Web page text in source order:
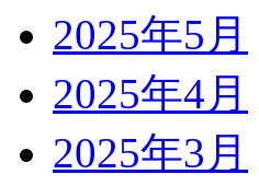
2025年5月
2025年4月
2025年3月